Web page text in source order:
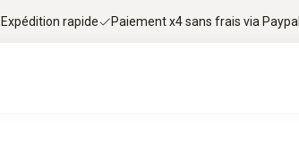
Expédition rapide Paiement x4 sans frais via